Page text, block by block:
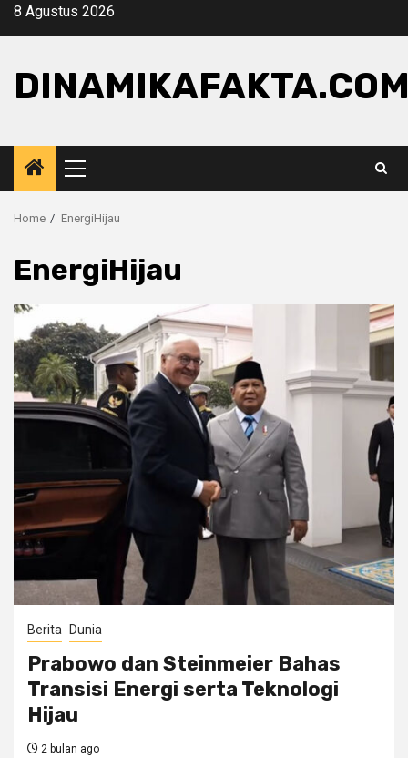
Skip8 Agustus 2026
Primary
Menu
Home EnergiHijau
EnergiHijau
Berita Dunia
Prabowo dan Steinmeier Bahas
Transisi Energi serta Teknologi
Hijau
2 bulan ago